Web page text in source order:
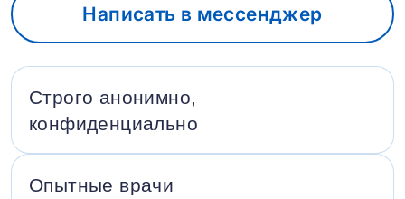
Написать в мессенджер
Строго анонимно,
конфиденциально
Опытные врачи